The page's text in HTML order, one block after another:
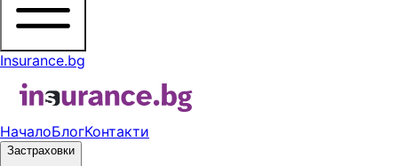
Insurance.bg
НачалоБлогКонтакти
Застраховки